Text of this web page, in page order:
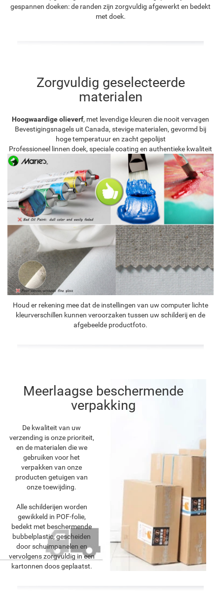
gespannen doeken: de randen zijn zorgvuldig afgewerkt en bedekt
met doek.
Zorgvuldig geselecteerde
materialen
Hoogwaardige olieverf, met levendige kleuren die nooit vervagen
Bevestigingsnagels uit Canada, stevige materialen, gevormd bij
hoge temperatuur en zacht gepolijst
Professioneel linnen doek, speciale coating en authentieke kwaliteit
Houd er rekening mee dat de instellingen van uw computer lichte
kleurverschillen kunnen veroorzaken tussen uw schilderij en de
afgebeelde productfoto.
Meerlaagse beschermende
verpakking
De kwaliteit van uw
verzending is onze prioriteit,
en de materialen die we
gebruiken voor het
verpakken van onze
producten getuigen van
onze toewijding.
Alle schilderijen worden
gewikkeld in POF-folie,
bedekt met beschermende
bubbelplastic, gescheiden
door schuimpanelen en
vervolgens zorgvuldig in een
kartonnen doos geplaatst.